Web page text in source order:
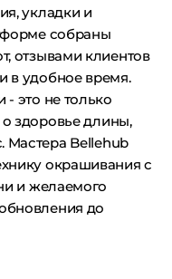
укладки и
собраны
отзывами клиентов
в удобное время.
это не только
о здоровье длины,
Мастера Bellehub
окрашивания с
и желаемого
до